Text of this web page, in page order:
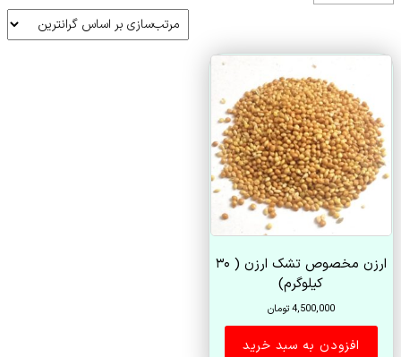
ارزن مخصوص تشک ارزن ( ۳۰
کیلوگرم)
4,500,000تومان
افزودن به سبد خرید